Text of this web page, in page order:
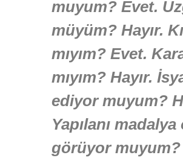
muyum? Evet.
müyüm? Hayır.
mıyım? Evet.
mıyım? Hayır.
ediyor muyum?
Yapılanı
görüyor muyum?